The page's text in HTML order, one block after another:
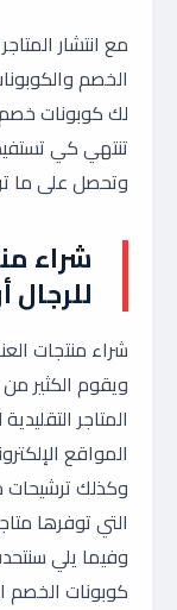
مع انتشار
الخصم
لك كوبونات
تنتهي كي
وتحصل على ما
شراء
للرجال
شراء منتجات
ويقوم الكثير
المتاجر
المواقع
وكذلك ترشيحات
التي توفرها
وفيما يلي
كوبونات الخصم